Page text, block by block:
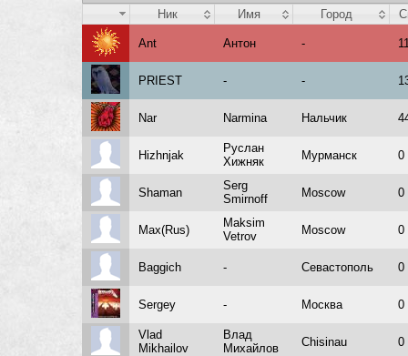
Ник
Имя Город
Ant Антон -
PRIEST - -
Nar Narmina Нальчик
Hizhnjak
Руслан
Хижняк
Мурманск 0
Shaman
Serg
Smirnoff
Moscow 0
Max(Rus)
Maksim
Vetrov
Moscow 0
Baggich - Севастополь 0
Sergey - Москва 0
Vlad
Mikhailov
Влад
Михайлов
Chisinau 0